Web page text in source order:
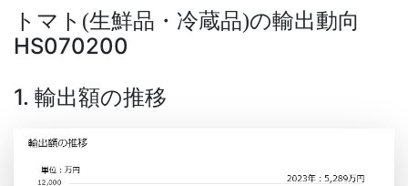
トマト (生鮮品・冷蔵品)の輸出動向
HS070200
1. 輸出額の推移